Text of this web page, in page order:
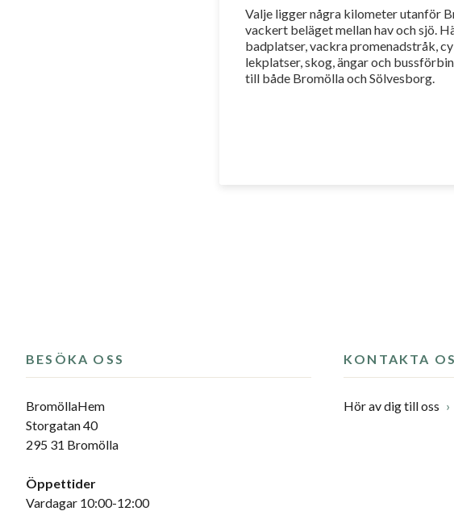
Valje ligger några kilometer utanför
vackert beläget mellan hav och sjö.
badplatser, vackra promenadstråk,
lekplatser, skog, ängar och
till både Bromölla och Sölvesborg.
BESÖKA OSS
BromöllaHem
Storgatan 40
295 31 Bromölla
Öppettider
Vardagar 10:00-12:00
KONTAKTA
Hör av dig till oss